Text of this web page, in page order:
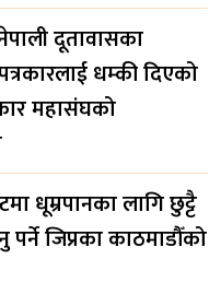
दूतावासका
धम्की दिएको
महासंघको
धूम्रपानका लागि छुट्टै
पर्ने जिप्रका काठमाडौँको